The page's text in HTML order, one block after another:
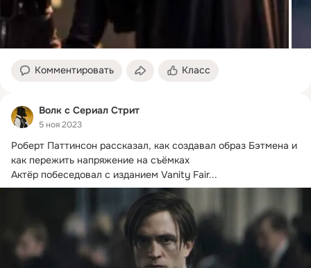
Комментировать Класс
Волк с Сериал Стрит
5 ноя 2023
Роберт Паттинсон рассказал, как создавал образ Бэтмена и
как пережить напряжение на съёмках
Актёр побеседовал с изданием Vanity Fair...